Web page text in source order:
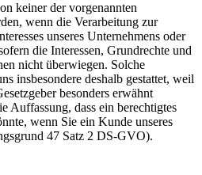
keiner der vorgenannten
wenn die Verarbeitung zur
unseres Unternehmens oder
die Interessen, Grundrechte und
nicht überwiegen. Solche
insbesondere deshalb gestattet, weil
besonders erwähnt
Auffassung, dass ein berechtigtes
wenn Sie ein Kunde unseres
47 Satz 2 DS-GVO).